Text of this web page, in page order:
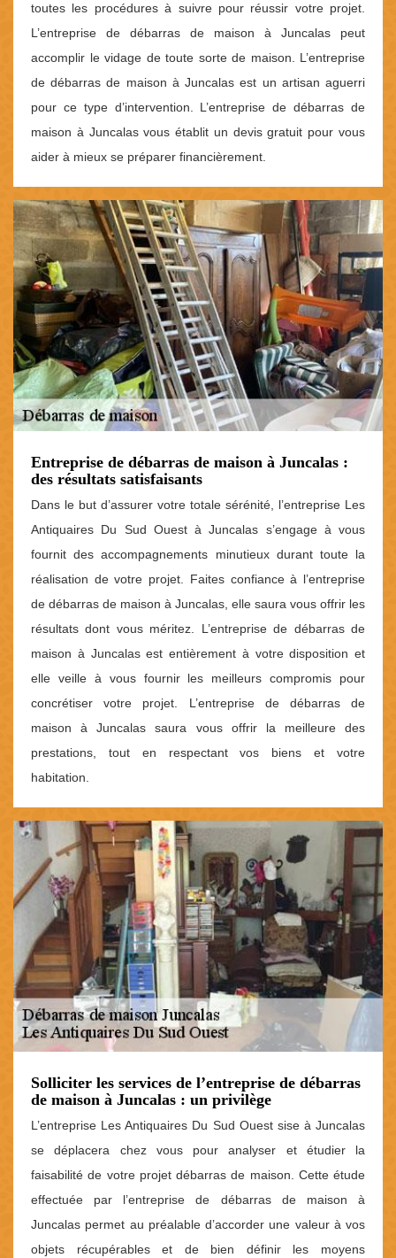
toutes les procédures à suivre pour réussir votre projet.
L’entreprise de débarras de maison à Juncalas peut
accomplir le vidage de toute sorte de maison. L’entreprise
de débarras de maison à Juncalas est un artisan aguerri
pour ce type d’intervention. L’entreprise de débarras de
maison à Juncalas vous établit un devis gratuit pour vous
aider à mieux se préparer financièrement.
Entreprise de débarras de maison à Juncalas :
des résultats satisfaisants
Dans le but d’assurer votre totale sérénité, l’entreprise Les
Antiquaires Du Sud Ouest à Juncalas s’engage à vous
fournit des accompagnements minutieux durant toute la
réalisation de votre projet. Faites confiance à l’entreprise
de débarras de maison à Juncalas, elle saura vous offrir les
résultats dont vous méritez. L’entreprise de débarras de
maison à Juncalas est entièrement à votre disposition et
elle veille à vous fournir les meilleurs compromis pour
concrétiser votre projet. L’entreprise de débarras de
maison à Juncalas saura vous offrir la meilleure des
prestations, tout en respectant vos biens et votre
habitation.
Solliciter les services de l’entreprise de débarras
de maison à Juncalas : un privilège
L’entreprise Les Antiquaires Du Sud Ouest sise à Juncalas
se déplacera chez vous pour analyser et étudier la
faisabilité de votre projet débarras de maison. Cette étude
effectuée par l’entreprise de débarras de maison à
Juncalas permet au préalable d’accorder une valeur à vos
objets récupérables et de bien définir les moyens